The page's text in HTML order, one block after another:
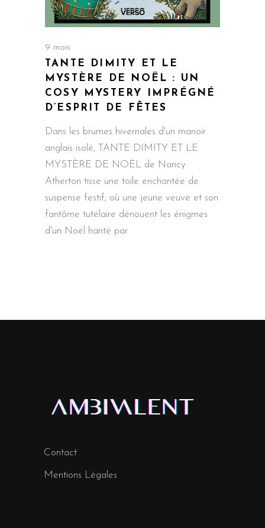
9 mois
TANTE DIMITY ET LE
MYSTÈRE DE NOËL : UN
COSY MYSTERY IMPRÉGNÉ
D’ESPRIT DE FÊTES
Dans les brumes hivernales d'un manoir
anglais isolé, TANTE DIMITY ET LE
MYSTÈRE DE NOËL de Nancy
Atherton tisse une toile enchantée de
suspense festif, où une jeune veuve et son
fantôme tutélaire dénouent les énigmes
d'un Noël hanté par
Contact
Mentions Légales